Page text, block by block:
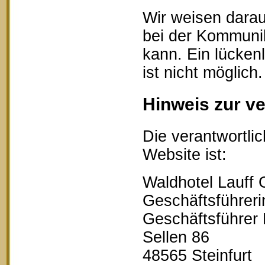
Wir weisen
bei der
kann. Ein
ist nicht möglich.
Hinweis zur
Die
Website ist:
Waldhotel Lauff
Geschäftsführer
Sellen 86
48565 Steinfurt